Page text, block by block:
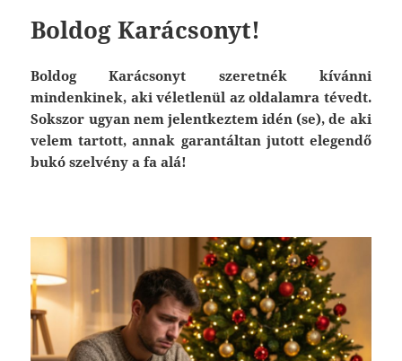
Boldog Karácsonyt!
Boldog Karácsonyt szeretnék kívánni
mindenkinek, aki véletlenül az oldalamra tévedt.
Sokszor ugyan nem jelentkeztem idén (se), de aki
velem tartott, annak garantáltan jutott elegendő
bukó szelvény a fa alá!